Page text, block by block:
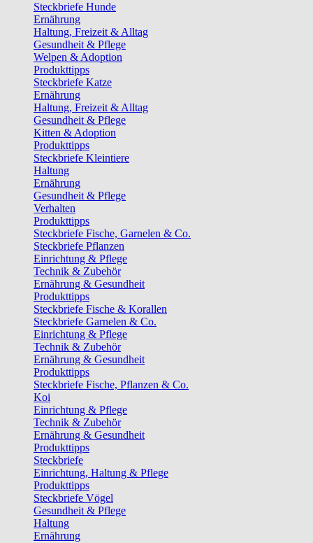
Steckbriefe Hunde
Ernährung
Haltung, Freizeit & Alltag
Gesundheit & Pflege
Welpen & Adoption
Produkttipps
Steckbriefe Katze
Ernährung
Haltung, Freizeit & Alltag
Gesundheit & Pflege
Kitten & Adoption
Produkttipps
Steckbriefe Kleintiere
Haltung
Ernährung
Gesundheit & Pflege
Verhalten
Produkttipps
Steckbriefe Fische, Garnelen & Co.
Steckbriefe Pflanzen
Einrichtung & Pflege
Technik & Zubehör
Ernährung & Gesundheit
Produkttipps
Steckbriefe Fische & Korallen
Steckbriefe Garnelen & Co.
Einrichtung & Pflege
Technik & Zubehör
Ernährung & Gesundheit
Produkttipps
Steckbriefe Fische, Pflanzen & Co.
Koi
Einrichtung & Pflege
Technik & Zubehör
Ernährung & Gesundheit
Produkttipps
Steckbriefe
Einrichtung, Haltung & Pflege
Produkttipps
Steckbriefe Vögel
Gesundheit & Pflege
Haltung
Ernährung